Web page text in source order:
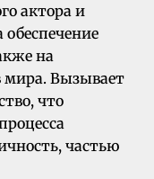
актора и
обеспечение
на
мира. Вызывает
что
частью